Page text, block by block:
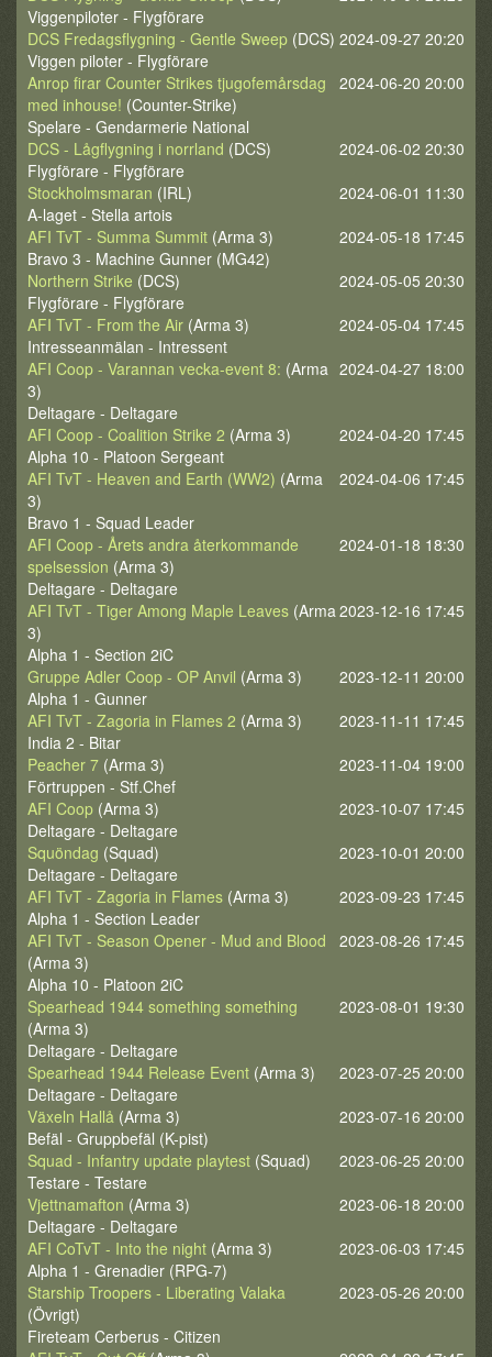
Viggenpiloter - Flygförare
2024-09-27 20:20
DCS Fredagsflygning - Gentle Sweep (DCS)
Viggen piloter - Flygförare
2024-06-20 20:00
Anrop firar Counter Strikes tjugofemårsdag
med inhouse! (Counter-Strike)
Spelare - Gendarmerie National
2024-06-02 20:30
DCS - Lågflygning i norrland (DCS)
Flygförare - Flygförare
2024-06-01 11:30
Stockholmsmaran (IRL)
A-laget - Stella artois
2024-05-18 17:45
AFI TvT - Summa Summit (Arma 3)
Bravo 3 - Machine Gunner (MG42)
2024-05-05 20:30
Northern Strike (DCS)
Flygförare - Flygförare
2024-05-04 17:45
AFI TvT - From the Air (Arma 3)
Intresseanmälan - Intressent
2024-04-27 18:00
AFI Coop - Varannan vecka-event 8: (Arma
3)
Deltagare - Deltagare
2024-04-20 17:45
AFI Coop - Coalition Strike 2 (Arma 3)
Alpha 10 - Platoon Sergeant
2024-04-06 17:45
AFI TvT - Heaven and Earth (WW2) (Arma
3)
Bravo 1 - Squad Leader
2024-01-18 18:30
AFI Coop - Årets andra återkommande
spelsession (Arma 3)
Deltagare - Deltagare
2023-12-16 17:45
AFI TvT - Tiger Among Maple Leaves (Arma
3)
Alpha 1 - Section 2iC
2023-12-11 20:00
Gruppe Adler Coop - OP Anvil (Arma 3)
Alpha 1 - Gunner
2023-11-11 17:45
AFI TvT - Zagoria in Flames 2 (Arma 3)
India 2 - Bitar
2023-11-04 19:00
Peacher 7 (Arma 3)
Förtruppen - Stf.Chef
2023-10-07 17:45
AFI Coop (Arma 3)
Deltagare - Deltagare
2023-10-01 20:00
Squöndag (Squad)
Deltagare - Deltagare
2023-09-23 17:45
AFI TvT - Zagoria in Flames (Arma 3)
Alpha 1 - Section Leader
2023-08-26 17:45
AFI TvT - Season Opener - Mud and Blood
(Arma 3)
Alpha 10 - Platoon 2iC
2023-08-01 19:30
Spearhead 1944 something something
(Arma 3)
Deltagare - Deltagare
2023-07-25 20:00
Spearhead 1944 Release Event (Arma 3)
Deltagare - Deltagare
2023-07-16 20:00
Växeln Hallå (Arma 3)
Befäl - Gruppbefäl (K-pist)
2023-06-25 20:00
Squad - Infantry update playtest (Squad)
Testare - Testare
2023-06-18 20:00
Vjettnamafton (Arma 3)
Deltagare - Deltagare
2023-06-03 17:45
AFI CoTvT - Into the night (Arma 3)
Alpha 1 - Grenadier (RPG-7)
2023-05-26 20:00
Starship Troopers - Liberating Valaka
(Övrigt)
Fireteam Cerberus - Citizen